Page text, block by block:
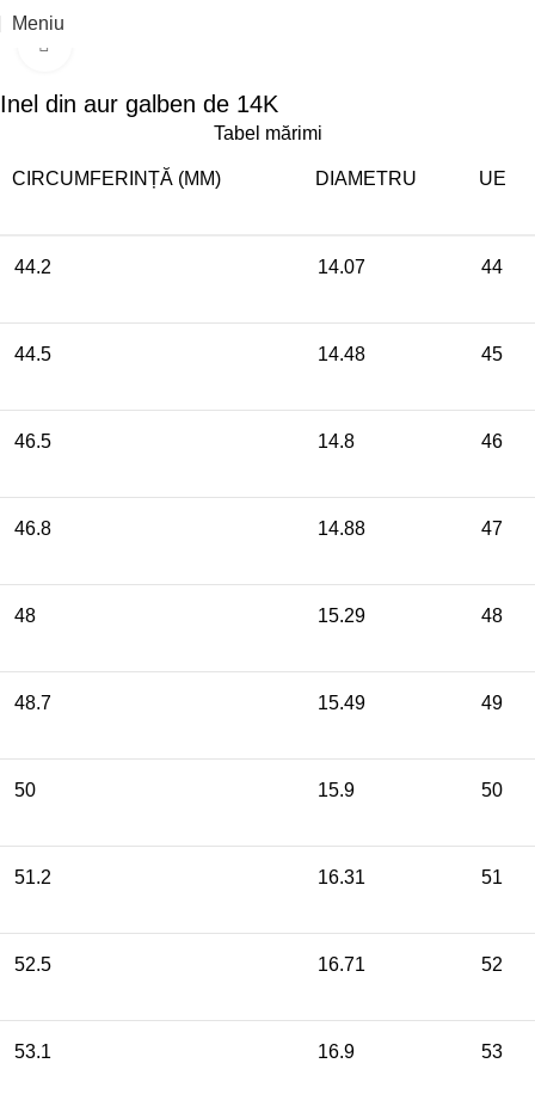
Meniu
Reducere 21%
Inel din aur galben de 14K
Tabel mărimi
CIRCUMFERINȚĂ (MM) DIAMETRU UE
44.2 14.07 44
44.5 14.48 45
46.5 14.8 46
46.8 14.88 47
48 15.29 48
48.7 15.49 49
50 15.9 50
51.2 16.31 51
52.5 16.71 52
53.1 16.9 53